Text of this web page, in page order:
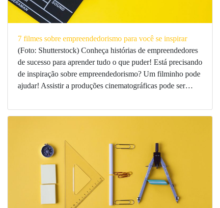
7 filmes sobre empreendedorismo para você se inspirar
(Foto: Shutterstock) Conheça histórias de empreendedores
de sucesso para aprender tudo o que puder! Está precisando
de inspiração sobre empreendedorismo? Um filminho pode
ajudar! Assistir a produções cinematográficas pode ser…